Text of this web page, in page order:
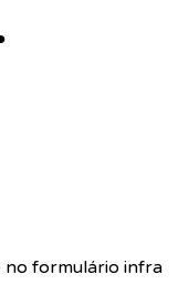
no formulário infra